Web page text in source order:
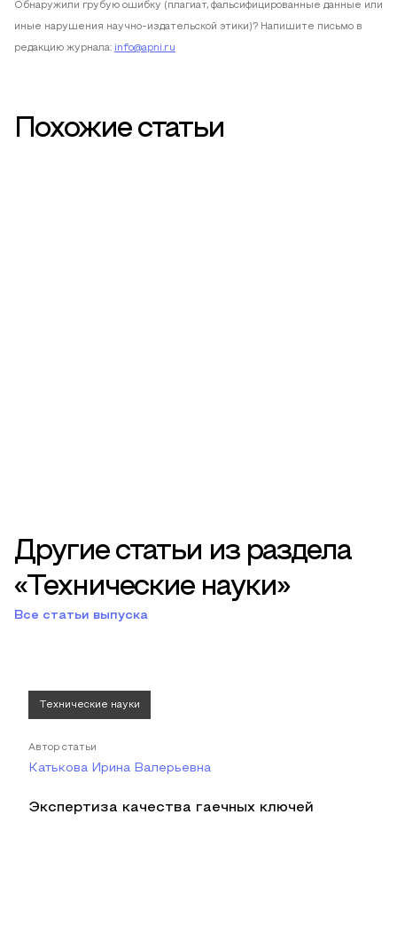
Обнаружили грубую ошибку (плагиат, фальсифицированные данные или
иные нарушения научно-издательской этики)? Напишите письмо в
редакцию журнала: info@apni.ru
Похожие статьи
Другие статьи из раздела
«Технические науки»
Все статьи выпуска
Технические науки
Автор статьи
Катькова Ирина Валерьевна
Экспертиза качества гаечных ключей